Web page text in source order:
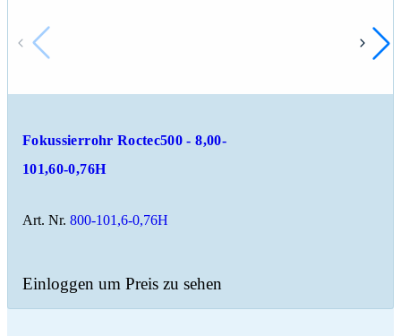
Fokussierrohr Roctec500 - 8,00-
101,60-0,76H
Art. Nr. 800-101,6-0,76H
Einloggen um Preis zu sehen